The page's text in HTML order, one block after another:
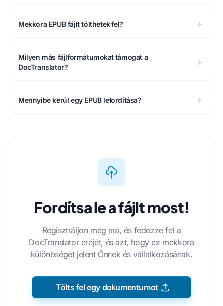
Mekkora EPUB fájlt tölthetek fel?
Milyen más fájlformátumokat támogat a
DocTranslator?
Mennyibe kerül egy EPUB lefordítása?
Fordítsa le a fájlt most!
Regisztráljon még ma, és fedezze fel a
DocTranslator erejét, és azt, hogy ez mekkora
különbséget jelent Önnek és vállalkozásának.
Tölts fel egy dokumentumot